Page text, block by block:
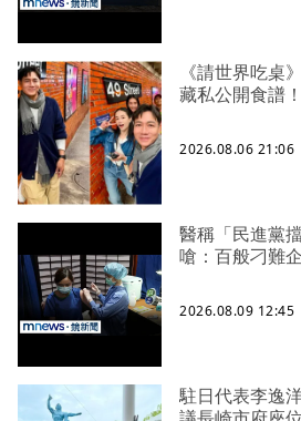
《請世界吃
藏私公開食譜
2026.08.06 21:06
醫稱「民進黨
嗆：百般刁難
2026.08.09 12:45
駐日代表李逸